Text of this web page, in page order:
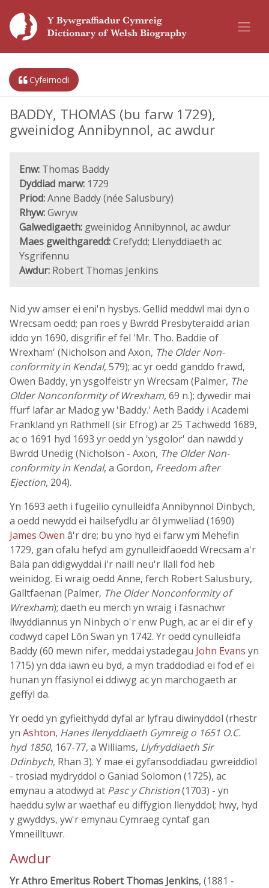
Cyfeirnodi
BADDY, THOMAS (bu farw 1729),
gweinidog Annibynnol, ac awdur
Enw: Thomas Baddy
Dyddiad marw: 1729
Priod:Anne Baddy (née Salusbury)
Rhyw:Gwryw
Galwedigaeth: gweinidog Annibynnol, ac awdur
Maes gweithgaredd:Crefydd; Llenyddiaeth ac
Ysgrifennu
Awdur: Robert Thomas Jenkins
Nid yw amser ei eni'n hysbys. Gellid meddwl mai dyn o
Wrecsam oedd; pan roes y Bwrdd Presbyteraidd arian
iddo yn 1690, disgrifir ef fel 'Mr. Tho. Baddie of
Wrexham' (Nicholson and Axon, The Older Non-
conformity in Kendal, 579); ac yr oedd ganddo frawd,
Owen Baddy, yn ysgolfeistr yn Wrecsam (Palmer, The
Older Nonconformity of Wrexham, 69 n.); dywedir mai
ffurf lafar ar Madog yw 'Baddy.' Aeth Baddy i Academi
Frankland yn Rathmell (sir Efrog) ar 25 Tachwedd 1689,
ac o 1691 hyd 1693 yr oedd yn 'ysgolor' dan nawdd y
Bwrdd Unedig (Nicholson - Axon, The Older Non-
conformity in Kendal, a Gordon, Freedom after
Ejection, 204).
Yn 1693 aeth i fugeilio cynulleidfa Annibynnol Dinbych,
a oedd newydd ei hailsefydlu ar ôl ymweliad (1690)
James Owen â'r dre; bu yno hyd ei farw ym Mehefin
1729, gan ofalu hefyd am gynulleidfaoedd Wrecsam a'r
Bala pan ddigwyddai i'r naill neu'r llall fod heb
weinidog. Ei wraig oedd Anne, ferch Robert Salusbury,
Galltfaenan (Palmer, The Older Nonconformity of
Wrexham); daeth eu merch yn wraig i fasnachwr
llwyddiannus yn Ninbych o'r enw Pugh, ac ar ei dir ef y
codwyd capel Lôn Swan yn 1742. Yr oedd cynulleidfa
Baddy (60 mewn nifer, meddai ystadegau John Evans yn
1715) yn dda iawn eu byd, a myn traddodiad ei fod ef ei
hunan yn ffasiynol ei ddiwyg ac yn marchogaeth ar
geffyl da.
Yr oedd yn gyfieithydd dyfal ar lyfrau diwinyddol (rhestr
yn Ashton, Hanes llenyddiaeth Gymreig o 1651 O.C.
hyd 1850, 167-77, a Williams, Llyfryddiaeth Sir
Ddinbych, Rhan 3). Y mae ei gyfansoddiadau gwreiddiol
- trosiad mydryddol o Ganiad Solomon (1725), ac
emynau a atodwyd at Pasc y Christion(1703) - yn
haeddu sylw ar waethaf eu diffygion llenyddol; hwy, hyd
y gwyddys, yw'r emynau Cymraeg cyntaf gan
Ymneilltuwr.
Awdur
Yr Athro Emeritus Robert Thomas Jenkins, (1881 -